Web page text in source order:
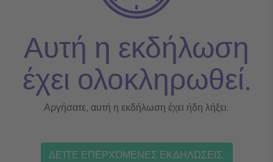
Αυτή η εκδήλωση
έχει ολοκληρωθεί.
Αργήσατε, αυτή η εκδήλωση έχει ήδη λήξει.
ΔΕΊΤΕ ΕΠΕΡΧΌΜΕΝΕΣ ΕΚΔΗΛΏΣΕΙΣ.